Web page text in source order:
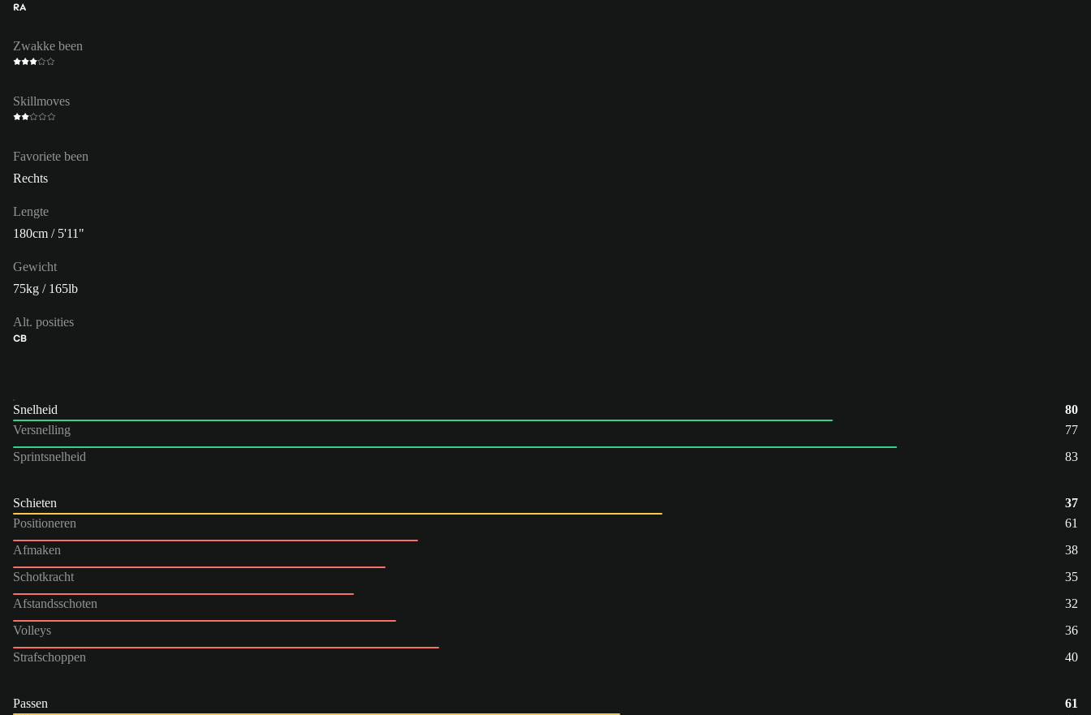
RA
Zwakke been
Skillmoves
Favoriete been
Rechts
Lengte
180cm / 5'11"
Gewicht
75kg / 165lb
Alt. posities
CB
Snelheid
80
Versnelling
77
Sprintsnelheid
83
Schieten
37
Positioneren
61
Afmaken
38
Schotkracht
35
Afstandsschoten
32
Volleys
36
Strafschoppen
40
Passen
61